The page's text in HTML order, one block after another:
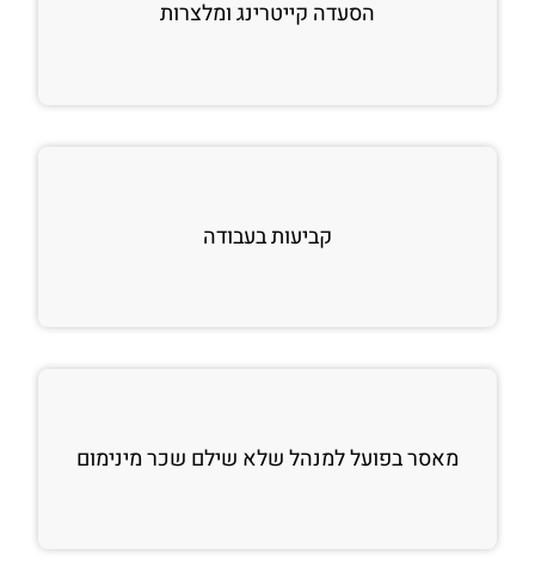
הסעדה קייטרינג ומלצרות
קביעות בעבודה
מאסר בפועל למנהל שלא שילם שכר מינימום